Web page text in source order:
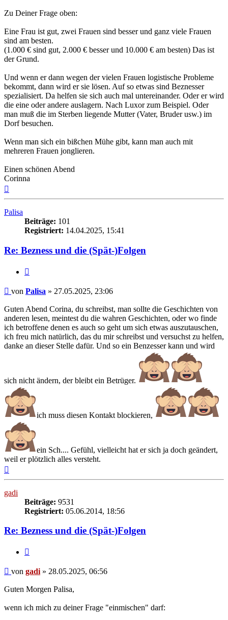
Zu Deiner Frage oben:
Eine Frau ist gut, zwei Frauen sind besser und ganz viele Frauen
sind am besten.
(1.000 € sind gut, 2.000 € besser und 10.000 € am besten) Das ist
der Grund.
Und wenn er dann wegen der vielen Frauen logistische Probleme
bekommt, dann wird er sie lösen. Auf so etwas sind Beznesser
spezialisiert. Da helfen sie sich auch mal untereinander. Oder er wird
die eine oder andere auslagern. Nach Luxor zum Beispiel. Oder
man muß die im Sterben liegende Mutter (Vater, Bruder usw.) im
Dorf besuchen.
Wenn man sich ein bißchen Mühe gibt, kann man auch mit
mehreren Frauen jonglieren.
Einen schönen Abend
Corinna
Palisa
Beiträge: 101
Registriert: 14.04.2025, 15:41
Re: Bezness und die (Spät-)Folgen
Beitrag
von Palisa » 27.05.2025, 23:06
Guten Abend Corina, du schreibst, man sollte die Geschichten von
anderen lesen, meintest du die wahren Geschichten, oder wo finde
ich betroffene denen es auch so geht um sich etwas auszutauschen,
ich freu mich natürlich, das du mir schreibst und versuchst zu helfen,
danke an dieser Stelle dafür. Und so ein Benzesser kann und wird
sich nicht ändern, der bleibt ein Betrüger.
ich muss diesen Kontakt blockieren,
ein Sch.... Gefühl, vielleicht hat er sich ja doch geändert,
weil er plötzlich alles versteht.
gadi
Beiträge: 9531
Registriert: 05.06.2014, 18:56
Re: Bezness und die (Spät-)Folgen
Beitrag
von gadi » 28.05.2025, 06:56
Guten Morgen Palisa,
wenn ich mich zu deiner Frage "einmischen" darf: